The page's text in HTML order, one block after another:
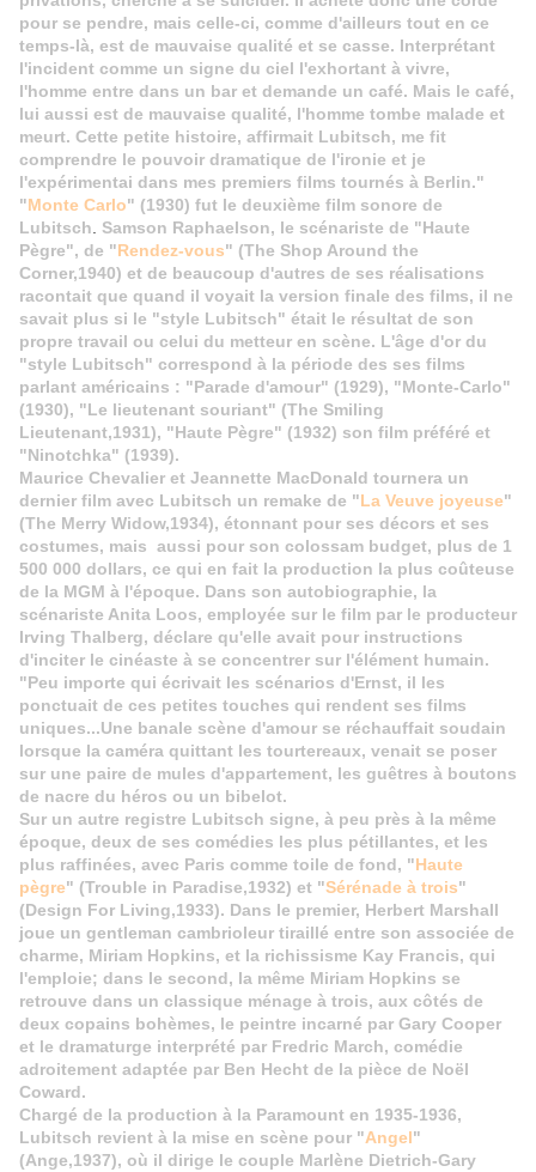
pour se pendre, mais celle-ci, comme d'ailleurs tout en ce
temps-là, est de mauvaise qualité et se casse. Interprétant
l'incident comme un signe du ciel l'exhortant à vivre,
l'homme entre dans un bar et demande un café. Mais le café,
lui aussi est de mauvaise qualité, l'homme tombe malade et
meurt. Cette petite histoire, affirmait Lubitsch, me fit
comprendre le pouvoir dramatique de l'ironie et je
l'expérimentai dans mes premiers films tournés à Berlin."
"Monte Carlo" (1930) fut le deuxième film sonore de
Lubitsch
Samson Raphaelson, le scénariste de "Haute
Pègre", de "Rendez-vous" (The Shop Around the
Corner,1940) et de beaucoup d'autres de ses réalisations
racontait que quand il voyait la version finale des films, il ne
savait plus si le "style Lubitsch" était le résultat de son
propre travail ou celui du metteur en scène. L'âge d'or du
"style Lubitsch" correspond à la période des ses films
parlant américains : "Parade d'amour" (1929), "Monte-Carlo"
(1930), "Le lieutenant souriant" (The Smiling
Lieutenant,1931), "Haute Pègre" (1932) son film préféré et
"Ninotchka" (1939).
Maurice Chevalier et Jeannette MacDonald tournera un
dernier film avec Lubitsch un remake de "La Veuve joyeuse"
(The Merry Widow,1934), étonnant pour ses décors et ses
costumes, mais aussi pour son colossam budget, plus de 1
500 000 dollars, ce qui en fait la production la plus coûteuse
de la MGM à l'époque. Dans son autobiographie, la
scénariste Anita Loos, employée sur le film par le producteur
Irving Thalberg, déclare qu'elle avait pour instructions
d'inciter le cinéaste à se concentrer sur l'élément humain.
"Peu importe qui écrivait les scénarios d'Ernst, il les
ponctuait de ces petites touches qui rendent ses films
uniques...Une banale scène d'amour se réchauffait soudain
lorsque la caméra quittant les tourtereaux, venait se poser
sur une paire de mules d'appartement, les guêtres à boutons
de nacre du héros ou un bibelot.
Sur un autre registre Lubitsch signe, à peu près à la même
époque, deux de ses comédies les plus pétillantes, et les
plus raffinées, avec Paris comme toile de fond, "Haute
pègre" (Trouble in Paradise,1932) et "Sérénade à trois"
(Design For Living,1933). Dans le premier, Herbert Marshall
joue un gentleman cambrioleur tiraillé entre son associée de
charme, Miriam Hopkins, et la richissisme Kay Francis, qui
l'emploie; dans le second, la même Miriam Hopkins se
retrouve dans un classique ménage à trois, aux côtés de
deux copains bohèmes, le peintre incarné par Gary Cooper
et le dramaturge interprété par Fredric March, comédie
adroitement adaptée par Ben Hecht de la pièce de Noël
Coward.
Chargé de la production à la Paramount en 1935-1936,
Lubitsch revient à la mise en scène pour "Angel"
(Ange,1937), où il dirige le couple Marlène Dietrich-Gary